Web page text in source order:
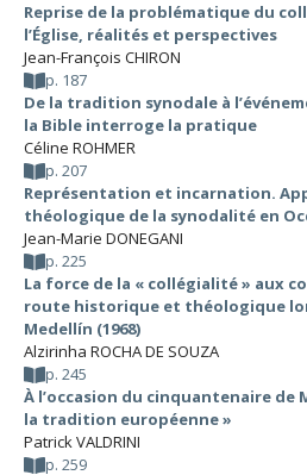
Reprise de la problématique du
l’Église, réalités et perspectives
Jean-François CHIRON
p. 187
De la tradition synodale à
la Bible interroge la pratique
Céline ROHMER
p. 207
Représentation et incarnation.
théologique de la synodalité en
Jean-Marie DONEGANI
p. 225
La force de la « collégialité » aux
route historique et théologique
Medellín (1968)
Alzirinha ROCHA DE SOUZA
p. 245
À l’occasion du cinquantenaire
la tradition européenne »
Patrick VALDRINI
p. 259